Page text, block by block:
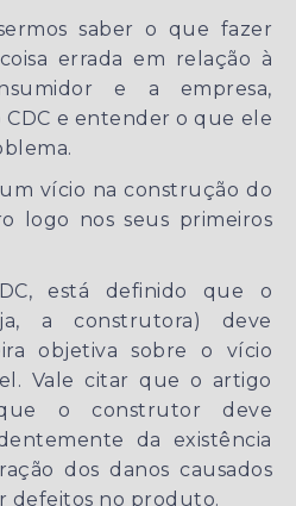
saber o que fazer
errada em relação à
e a empresa,
CDC e entender o que ele
vício na construção do
logo nos seus primeiros
está definido que o
a construtora) deve
objetiva sobre o vício
Vale citar que o artigo
o construtor deve
da existência
dos danos causados
defeitos no produto.